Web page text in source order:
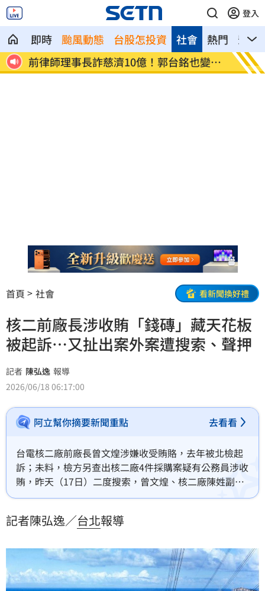
登入
即時 颱風動態 台股怎投資 熱門 影音
社會
不
前律師理事長詐慈濟10億！郭台銘也變人
頭
闖廢
人
首頁 社會 看新聞換好禮
核二前廠長涉收賄「錢磚」藏天花板
被起訴…又扯出案外案遭搜索、聲押
記者 陳弘逸 報導
2026/06/18 06:17:00
阿立幫你摘要新聞重點 去看看
台電核二廠前廠長曾文煌涉嫌收受賄賂，去年被北檢起
訴；未料，檢方另查出核二廠4件採購案疑有公務員涉收
賄，昨天（17日）二度搜索，曾文煌、核二廠陳姓副廠
長等人，移送地檢署複訊後，曾文煌、朱姓修配組前課
長30萬交保候傳。
記者陳弘逸／台北報導